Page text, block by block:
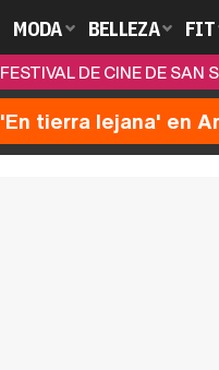
MODA BELLEZA FIT
FESTIVAL DE CINE DE SAN
'En tierra lejana' en